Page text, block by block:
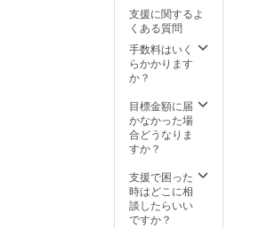
※通常販
売価格
は1冊
5,000円
※通常販
売価格
は1冊
5,000円
の予定
支援に関するよ
くある質問
手数料はいく
らかかります
か？
目標金額に届
かなかった場
合どうなりま
すか？
支援で困った
時はどこに相
談したらいい
ですか？